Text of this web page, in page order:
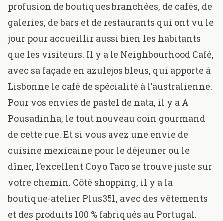
profusion de boutiques branchées, de cafés, de
galeries, de bars et de restaurants qui ont vu le
jour pour accueillir aussi bien les habitants
que les visiteurs. Il y a le Neighbourhood Café,
avec sa façade en azulejos bleus, qui apporte à
Lisbonne le café de spécialité à l’australienne.
Pour vos envies de pastel de nata, il y a A
Pousadinha, le tout nouveau coin gourmand
de cette rue. Et si vous avez une envie de
cuisine mexicaine pour le déjeuner ou le
dîner, l’excellent Coyo Taco se trouve juste sur
votre chemin. Côté shopping, il y a la
boutique-atelier Plus351, avec des vêtements
et des produits 100 % fabriqués au Portugal.